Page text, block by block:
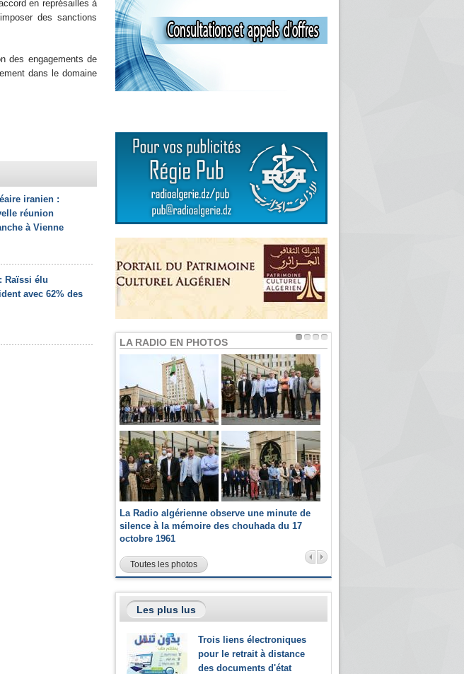
en représailles à
des sanctions
des engagements de
dans le domaine
iranien :
réunion
à Vienne
Raïssi élu
avec 62% des
LA RADIO EN PHOTOS
La Radio algérienne observe une minute de
silence à la mémoire des chouhada du 17
octobre 1961
Toutes les photos
Les plus lus
Trois liens électroniques
pour le retrait à distance
des documents d'état